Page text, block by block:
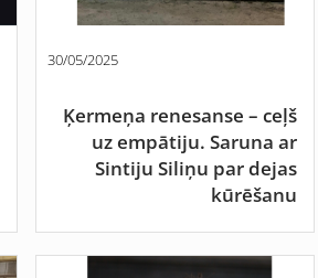
30/05/2025
Ķermeņa renesanse – ceļš
uz empātiju. Saruna ar
Sintiju Siliņu par dejas
kūrēšanu